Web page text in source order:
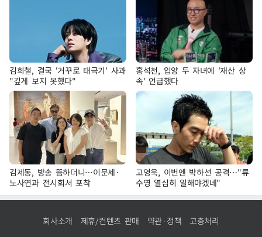
김희철, 결국 '거꾸로 태극기' 사과
"깊게 보지 못했다"
홍석천, 입양 두 자녀에 '재산 상
속' 언급했다
김제동, 방송 뜸하더니…이문세·
노사연과 전시회서 포착
고영욱, 이번엔 박하선 공격…"류
수영 열심히 일해야겠네"
회사소개 제휴/컨텐츠 판매 약관·정책 고충처리